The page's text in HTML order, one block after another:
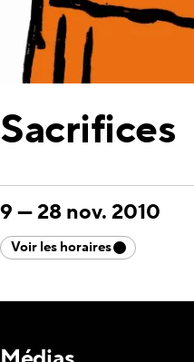
Sacrifices
9 —28 nov. 2010
Voir les horaires